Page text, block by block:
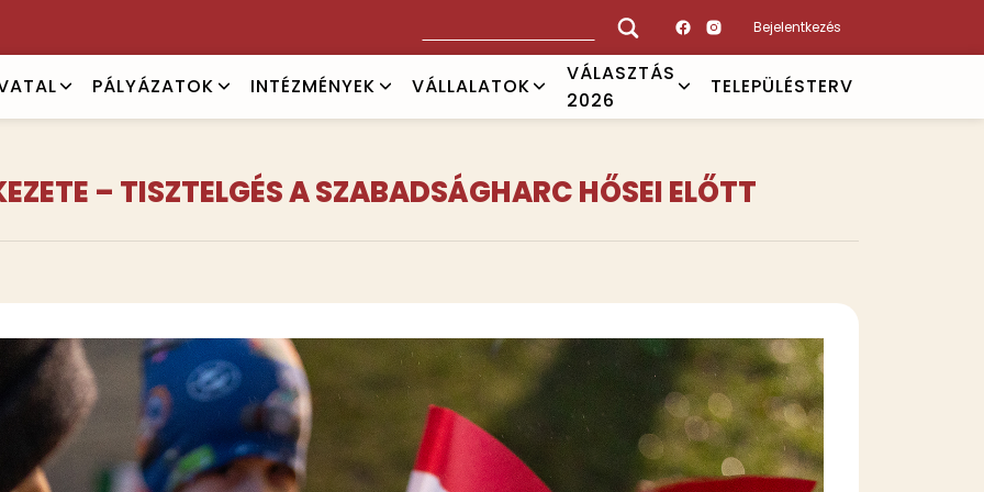
Bejelentkezés
PÁLYÁZATOK INTÉZMÉNYEK VÁLLALATOK
VÁLASZTÁS
2026
TELEPÜLÉSTERV
– TISZTELGÉS A SZABADSÁGHARC HŐSEI ELŐTT